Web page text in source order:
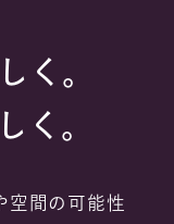
く。
く。
空間の可能性